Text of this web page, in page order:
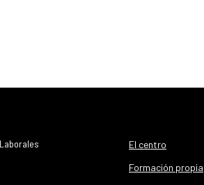
El centro
Formación propia